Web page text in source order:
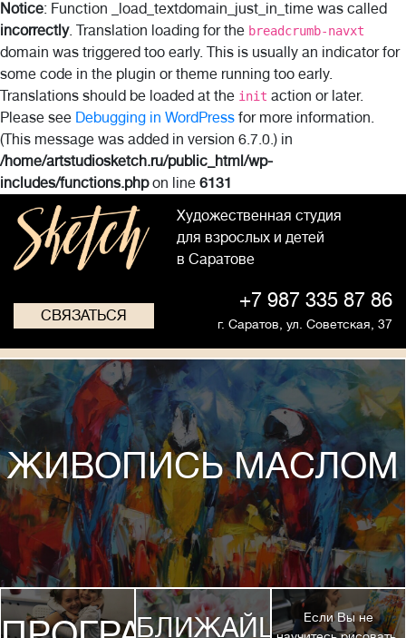
Notice: Function _load_textdomain_just_in_time was called
incorrectly. Translation loading for the breadcrumb-navxt
domain was triggered too early. This is usually an indicator for
some code in the plugin or theme running too early.
Translations should be loaded at the init action or later.
Please see Debugging in WordPress for more information.
(This message was added in version 6.7.0.) in
/home/artstudiosketch.ru/public_html/wp-
includes/functions.phpon line 6131
Художественная студия
для взрослых и детей
в Саратове
СВЯЗАТЬСЯ
+7 987 335 87 86
г. Саратов, ул. Советская, 37
ЖИВОПИСЬ МАСЛОМ
БЛИЖАЙШИЕЕсли Вы не